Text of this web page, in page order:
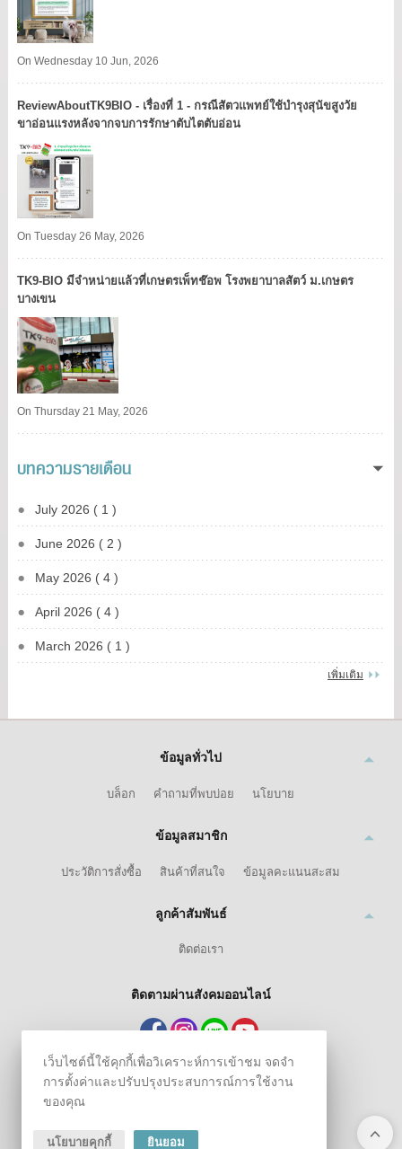
On Wednesday 10 Jun, 2026
ReviewAboutTK9BIO - เรื่องที่ 1 - กรณีสัตวแพทย์ใช้บำรุงสุนัขสูงวัย
ขาอ่อนแรงหลังจากจบการรักษาตับไตตับอ่อน
On Tuesday 26 May, 2026
TK9​-BIO มีจำหน่ายแล้วที่เกษตรเพ็ทช๊อพ โรงพยาบาลสัตว์ ม.เกษตร
บางเขน​
On Thursday 21 May, 2026
บทความรายเดือน
July 2026 ( 1 )
June 2026 ( 2 )
May 2026 ( 4 )
April 2026 ( 4 )
March 2026 ( 1 )
เพิ่มเติม
ข้อมูลทั่วไป
บล็อก คำถามที่พบบ่อย นโยบาย
ข้อมูลสมาชิก
ประวัติการสั่งซื้อ สินค้าที่สนใจ ข้อมูลคะแนนสะสม
ลูกค้าสัมพันธ์
ติดต่อเรา
ติดตามผ่านสังคมออนไลน์
เว็บไซต์นี้ใช้คุกกี้เพื่อวิเคราะห์การเข้าชม จดจำ
การตั้งค่าและปรับปรุงประสบการณ์การใช้งาน
ของคุณ
นโยบายคุกกี้ ยินยอม